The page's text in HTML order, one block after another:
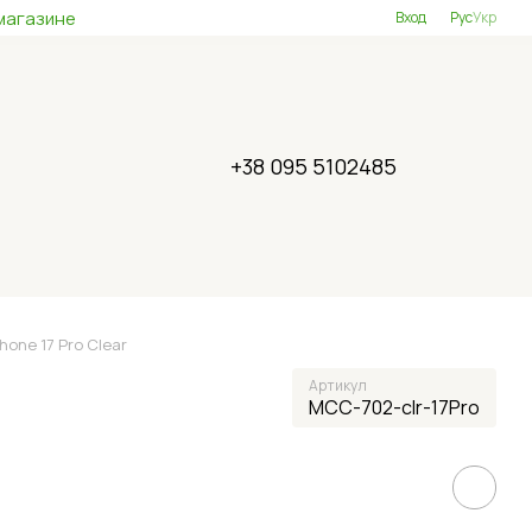
Вход РусУкр
+38 095 5102485
17 Pro Clear
Артикул
MCC-702-clr-17Pro